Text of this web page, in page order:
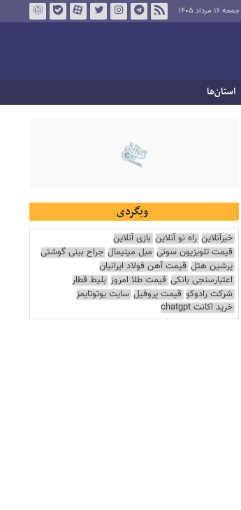
جمعه ۱۶ مرداد ۱۴۰۵
استان‌ها
وبگردی
خبرآنلاین راه نو آنلاین بازی آنلاین
قیمت تلویزیون سونی مبل مینیمال جراح بینی گوشتی
پرشین هتل قیمت آهن فولاد ایرانیان
اعتبارسنجی بانکی قیمت طلا امروز بلیط قطار
شرکت رادوکو قیمت پروفیل سایت یوتوتایمز
خرید اکانت chatgpt